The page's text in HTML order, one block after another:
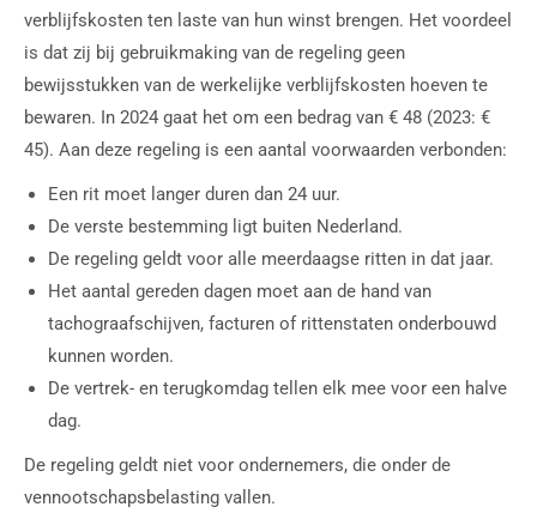
verblijfskosten ten laste van hun winst brengen. Het voordeel
is dat zij bij gebruikmaking van de regeling geen
bewijsstukken van de werkelijke verblijfskosten hoeven te
bewaren. In 2024 gaat het om een bedrag van € 48 (2023: €
45). Aan deze regeling is een aantal voorwaarden verbonden:
Een rit moet langer duren dan 24 uur.
De verste bestemming ligt buiten Nederland.
De regeling geldt voor alle meerdaagse ritten in dat jaar.
Het aantal gereden dagen moet aan de hand van
tachograafschijven, facturen of rittenstaten onderbouwd
kunnen worden.
De vertrek- en terugkomdag tellen elk mee voor een halve
dag.
De regeling geldt niet voor ondernemers, die onder de
vennootschapsbelasting vallen.